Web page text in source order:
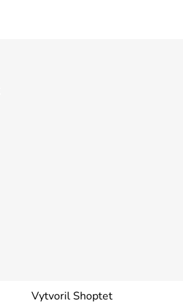
Vytvoril Shoptet